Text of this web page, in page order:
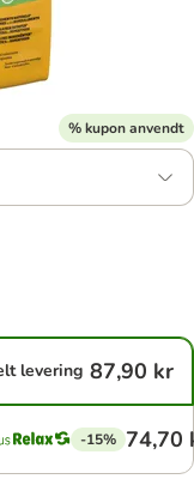
% kupon anvendt
levering 87,90 kr
-15% 74,70